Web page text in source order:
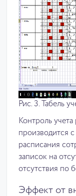
Рис. 3. Табель
Контроль
производится
расписания
записок на
отсутствия по
Эффект от